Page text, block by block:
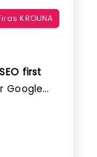
KROUNA
SEO first
Google…